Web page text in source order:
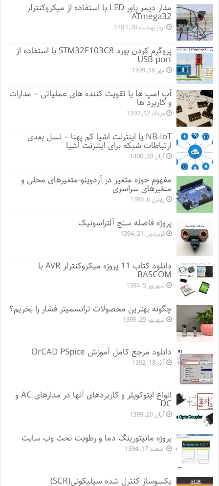
مدار دیمر پاور LED با استفاده از میکروکنترلر
ATmega32
اردیبهشت 20, 1400
پروگرم کردن بورد STM32F103C8 با استفاده از
USB port
مهر 18, 1399
آپ امپ ها یا تقویت کننده های عملیاتی – مدارات
و کاربرد ها
مرداد 12, 1397
NB-IoT یا اینترنت اشیا کم پهنا – نسل بعدی
ارتباطات شبکه برای اینترنت اشیا
آبان 30, 1400
مفهوم حوزه متغیر در آردوینو-متغیرهای محلی و
متغیرهای سراسری
بهمن 6, 1396
پروژه فاصله سنج آلتراسونیک
فروردین 21, 1394
دانلود کتاب 11 پروژه میکروکنترلر AVR با
BASCOM
شهریور 5, 1394
چگونه بهترین محصولات ترانسمیتر فشار را بخریم؟
شهریور 25, 1399
دانلود مرجع کامل آموزش OrCAD PSpice
آذر 18, 1392
انواع اپتوکوپلر و کاربردهای آنها در مدارهای AC و
DC
آبان 20, 1399
پروژه مانيتورينگ دما و رطوبت تحت وب سایت
اسفند 17, 1394
یکسوساز کنترل شده سیلیکونی(SCR)